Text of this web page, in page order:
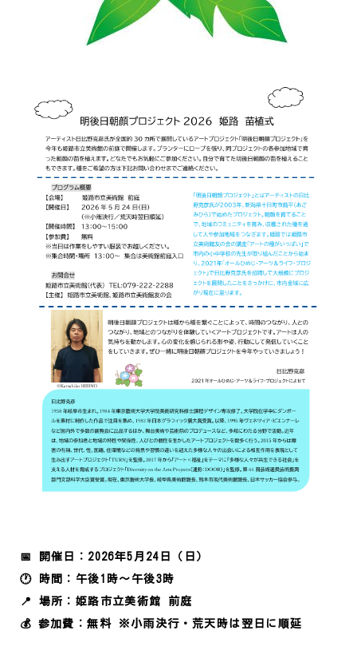
📅 開催日：2026年5月24日（日）
🕐 時間：午後1時〜午後3時
📍 場所：姫路市立美術館 前庭
💰 参加費：無料
※小雨決行・荒天時は翌日に順延